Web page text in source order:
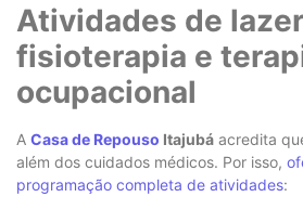
Atividades de
fisioterapia e
ocupacional
A Casa de Repouso Itajubá acredita
além dos cuidados médicos. Por isso,
programação completa de atividades: